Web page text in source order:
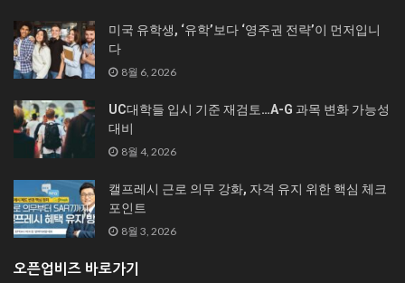
미국 유학생, ‘유학’보다 ‘영주권 전략’이 먼저입니
다
8월 6, 2026
UC대학들 입시 기준 재검토…A-G 과목 변화 가능성
대비
8월 4, 2026
캘프레시 근로 의무 강화, 자격 유지 위한 핵심 체크
포인트
8월 3, 2026
오픈업비즈 바로가기